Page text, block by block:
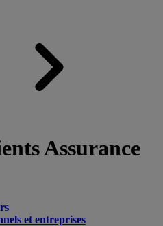
Assurance
et entreprises